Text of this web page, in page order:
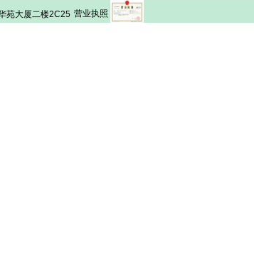
苑大厦二楼2C25 营业执照